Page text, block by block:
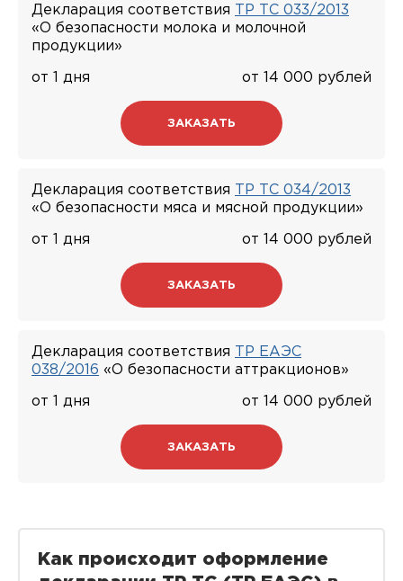
Декларация соответствия
ТР ТС 033/2013
«О безопасности молока и молочной
продукции»
от 1 дня от 14 000 рублей
ЗАКАЗАТЬ
Декларация соответствия
ТР ТС 034/2013
«О безопасности мяса и мясной продукции»
от 1 дня от 14 000 рублей
ЗАКАЗАТЬ
Декларация соответствия
ТР ЕАЭС
038/2016 «О безопасности аттракционов»
от 1 дня от 14 000 рублей
ЗАКАЗАТЬ
Как происходит оформление